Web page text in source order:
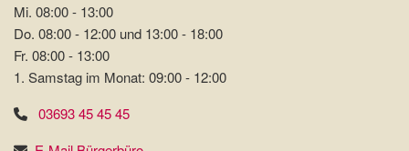
Mi. 08:00 - 13:00
Do. 08:00 - 12:00 und 13:00 - 18:00
Fr. 08:00 - 13:00
1. Samstag im Monat: 09:00 - 12:00
03693 45 45 45